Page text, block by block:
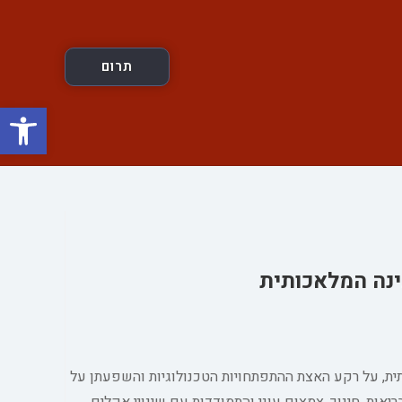
תרום
המלאכותית
על רקע האצת ההתפתחויות הטכנולוגיות והשפעתן על